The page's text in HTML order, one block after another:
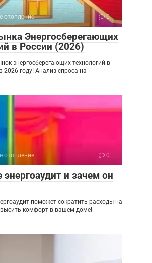
отопление 0
Энергосберегающих
в России (2026)
энергосберегающих технологий в
2026 году! Анализ спроса на
отопление 0
энергоаудит и зачем он
поможет сократить расходы на
комфорт в вашем доме!